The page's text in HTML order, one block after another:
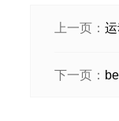
上一页：
下一页：